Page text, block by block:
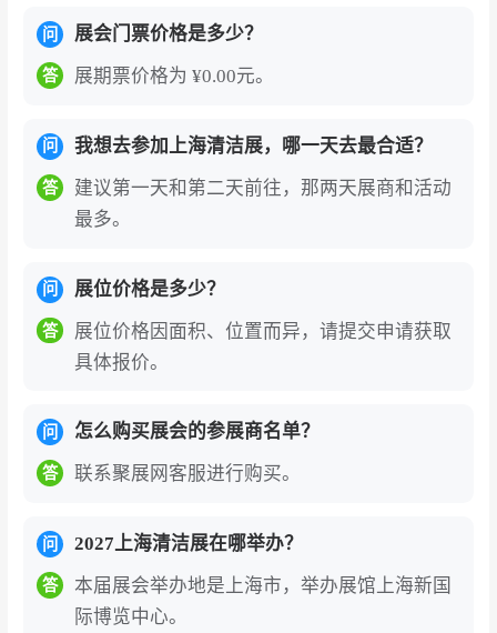
展的地位。展会依托ISSA国际清洁卫生行业协
会、中国旅游饭店业协会等权威机构联合主办，
是企业展示实力、引领行业趋势的核心平台。
全产业链一站式覆盖：展品完整覆盖清洁设备及
配件、智能清洁系统、清洁工具及清洁剂、洗涤
内环境技术与设备、楼宇设施维护及物业管理等
八大核心板块，并特设智慧清洁、公共厕所设
施、高压清洗、电池等特色展区，从基础清洁到
宇、市政环卫、工业工厂等全场景采购需求。
智慧清洁前沿阵地：上海清洁展聚焦人工智能与
器人品牌及产业链上下游核心配件厂商，从电源
电池、激光雷达到智能控制系统，共同构建完整
的机器人生态。无人外墙清洗机器人等创新成果
问 展会门票价格是多少？
答 展期票价格为 ¥0.00元。
问 我想去参加上海清洁展，哪一天去最合适？
答
建议第一天和第二天前往，那两天展商和活动
最多。
问 展位价格是多少？
答
展位价格因面积、位置而异，请提交申请获取
具体报价。
问 怎么购买展会的参展商名单？
答 联系聚展网客服进行购买。
问 2027上海清洁展在哪举办？
答
本届展会举办地是上海市，举办展馆上海新国
际博览中心。